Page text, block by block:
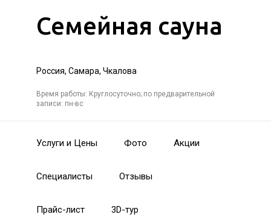
Семейная сауна
Россия, Самара, Чкалова
Время работы: Круглосуточно; по предварительной
записи: пн-вс
Услуги и Цены Фото Акции
Специалисты Отзывы
Прайс-лист 3D-тур